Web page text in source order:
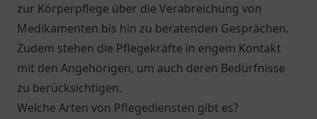
zur Körperpflege über die Verabreichung von
Medikamenten bis hin zu beratenden Gesprächen.
Zudem stehen die Pflegekräfte in engem Kontakt
mit den Angehörigen, um auch deren Bedürfnisse
zu berücksichtigen.
Welche Arten von Pflegediensten gibt es?